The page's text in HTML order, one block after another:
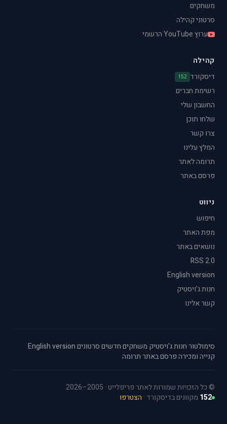
משחקים
סרטוני קהילה
ערוץ YouTube הרשמי
קהילה
דיסקורד 152
רשימת חברים
החשבון שלי
שלחו תוכן
צרו קשר
המלץ עלינו
תרומה לאתר
פרסם באתר
ניווט
חיפוש
מפת האתר
נושאים באתר
RSS 2.0
English version
חנות ג'ויסטיק
קשר אלינו
סימולטור·חנות ג'ויסטיק·משחקים חדשים·סרטונים·
English version
·
קנייה ומכירה·פרסם באתר·תרומה
© כל הזכויות שמורות לאתר פריפלייט · 2005–2026
152 מקוונים בדיסקורד · הצטרפו